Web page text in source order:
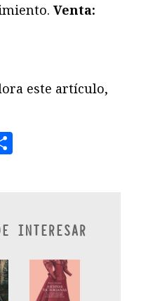
Venta:
este artículo,
INTERESAR